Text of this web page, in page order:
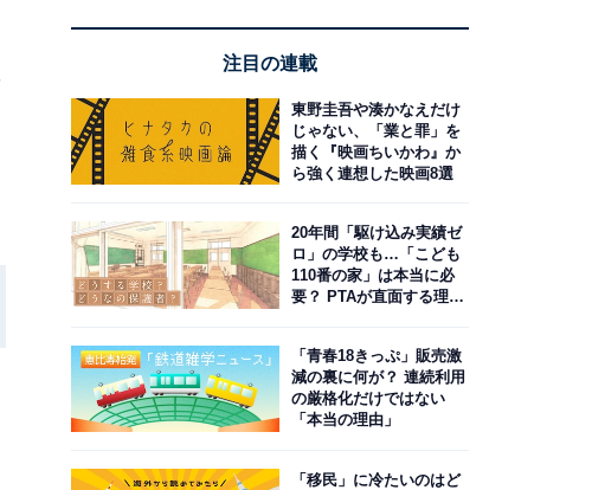
注目の連載
東野圭吾や湊かなえだけ
じゃない、「業と罪」を
描く『映画ちいかわ』か
ら強く連想した映画8選
20年間「駆け込み実績ゼ
ロ」の学校も…「こども
110番の家」は本当に必
要？ PTAが直面する理想
「青春18きっぷ」販売激
減の裏に何が？ 連続利用
の厳格化だけではない
「本当の理由」
「移民」に冷たいのはど